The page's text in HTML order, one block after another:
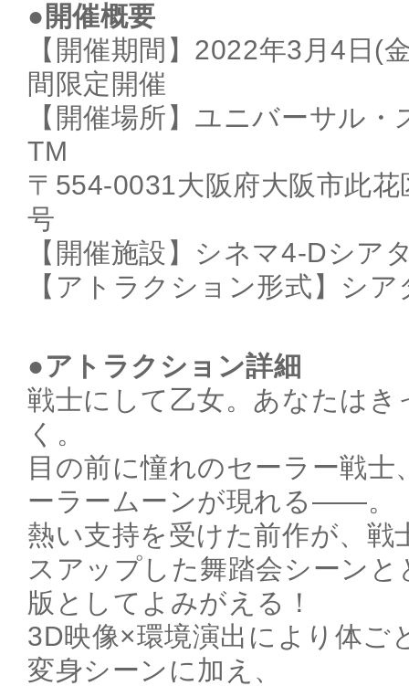
●開催概要
【開催期間】2022年3月4日(
間限定開催
【開催場所】ユニバーサル
TM
〒554-0031大阪府大阪市此
号
【開催施設】シネマ4-Dシア
【アトラクション形式】シ
●アトラクション詳細
戦士にして乙女。あなたはき
く。
目の前に憧れのセーラー戦
ーラームーンが現れる――。
熱い支持を受けた前作が、戦
スアップした舞踏会シーン
版としてよみがえる！
3D映像×環境演出により体ご
変身シーンに加え、